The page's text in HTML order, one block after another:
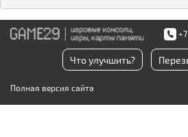
Что улучшить?
Полная версия сайта